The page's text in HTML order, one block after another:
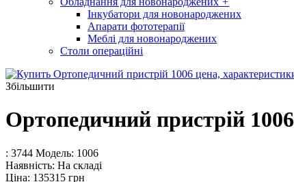
Інкубатори для новонароджених
Апарати фототерапії
Меблі для новонароджених
Столи операційні
Збільшити
Ортопедичний пристрій 1006
: 3744 Модель: 1006
Наявність: На складі
Ціна: 135315 грн